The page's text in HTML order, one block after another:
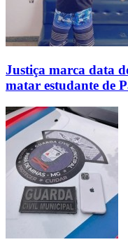
Justiça marca data
matar estudante de